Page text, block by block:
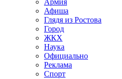
Армия
Афиша
Глядя из Ростова
Город
ЖКХ
Наука
Официально
Реклама
Спорт